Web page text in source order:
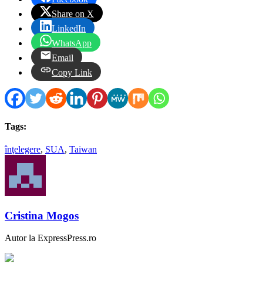
Share on X
LinkedIn
WhatsApp
Email
Copy Link
Tags:
înţelegere, SUA, Taiwan
Cristina Mogos
Autor la ExpressPress.ro